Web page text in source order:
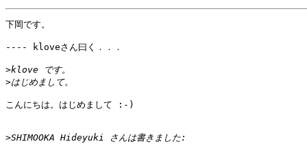
下岡です。
---- kloveさん曰く．．．
>
>
こんにちは。はじめまして :-)
>